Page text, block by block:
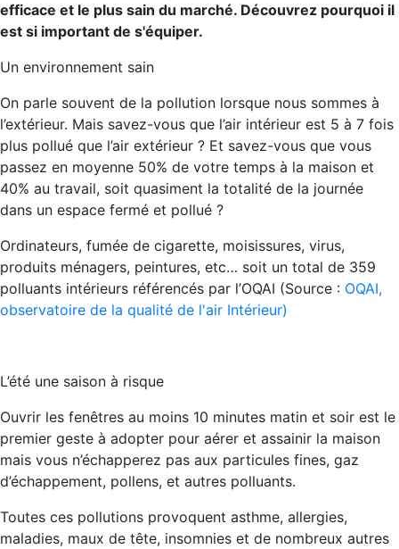
efficace et le plus sain du marché. Découvrez pourquoi il
est si important de s'équiper.
Un environnement sain
On parle souvent de la pollution lorsque nous sommes à
l’extérieur. Mais savez-vous que l’air intérieur est 5 à 7 fois
plus pollué que l’air extérieur ? Et savez-vous que vous
passez en moyenne 50% de votre temps à la maison et
40% au travail, soit quasiment la totalité de la journée
dans un espace fermé et pollué ?
Ordinateurs, fumée de cigarette, moisissures, virus,
produits ménagers, peintures, etc… soit un total de 359
polluants intérieurs référencés par l’OQAI (Source : OQAI,
observatoire de la qualité de l'air Intérieur)
L’été une saison à risque
Ouvrir les fenêtres au moins 10 minutes matin et soir est le
premier geste à adopter pour aérer et assainir la maison
mais vous n’échapperez pas aux particules fines, gaz
d’échappement, pollens, et autres polluants.
Toutes ces pollutions provoquent asthme, allergies,
maladies, maux de tête, insomnies et de nombreux autres